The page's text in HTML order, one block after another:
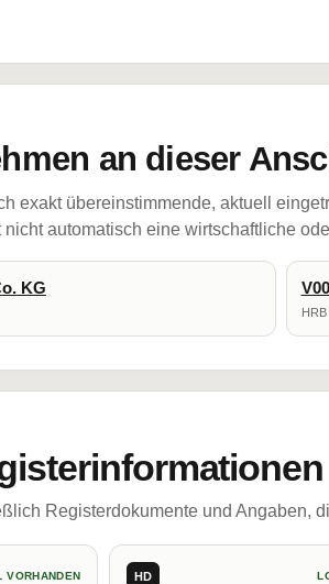
an dieser
exakt übereinstimmende, aktuell
automatisch eine wirtschaftliche
KG
Registerdokumente und Angaben,
VORHANDEN HD